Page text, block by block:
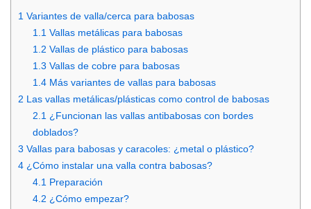
1 Variantes de valla/cerca para babosas
1.1 Vallas metálicas para babosas
1.2 Vallas de plástico para babosas
1.3 Vallas de cobre para babosas
1.4 Más variantes de vallas para babosas
2 Las vallas metálicas/plásticas como control de babosas
2.1 ¿Funcionan las vallas antibabosas con bordes
doblados?
3 Vallas para babosas y caracoles: ¿metal o plástico?
4 ¿Cómo instalar una valla contra babosas?
4.1 Preparación
4.2 ¿Cómo empezar?